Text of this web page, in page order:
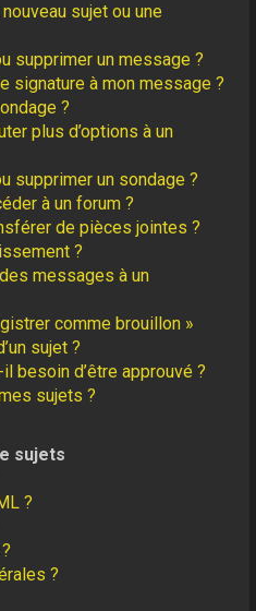
sujet ou une
supprimer un message ?
signature à mon message ?
?
plus d’options à un
supprimer un sondage ?
à un forum ?
de pièces jointes ?
?
messages à un
comme brouillon »
sujet ?
besoin d’être approuvé ?
sujets ?
sujets
?
?